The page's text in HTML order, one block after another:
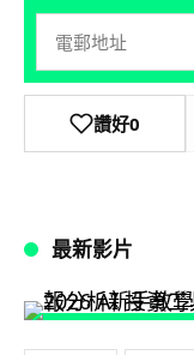
讚好0
最新影片